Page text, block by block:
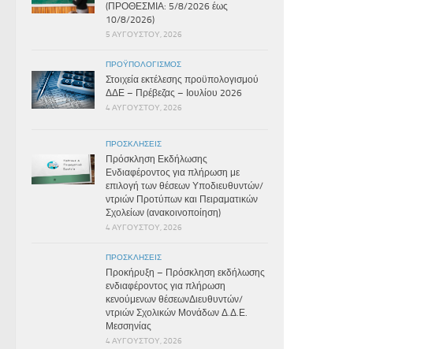
(ΠΡΟΘΕΣΜΙΑ: 5/8/2026 έως
10/8/2026)
5 ΑΥΓΟΎΣΤΟΥ, 2026
ΠΡΟΫΠΟΛΟΓΙΣΜΌΣ
Στοιχεία εκτέλεσης προϋπολογισμού
ΔΔΕ – Πρέβεζας – Ιουλίου 2026
4 ΑΥΓΟΎΣΤΟΥ, 2026
ΠΡΟΣΚΛΉΣΕΙΣ
Πρόσκληση Εκδήλωσης
Ενδιαφέροντος για πλήρωση με
επιλογή των θέσεων Υποδιευθυντών/
ντριών Προτύπων και Πειραματικών
Σχολείων (ανακοινοποίηση)
4 ΑΥΓΟΎΣΤΟΥ, 2026
ΠΡΟΣΚΛΉΣΕΙΣ
Προκήρυξη – Πρόσκληση εκδήλωσης
ενδιαφέροντος για πλήρωση
κενούμενων θέσεωνΔιευθυντών/
ντριών Σχολικών Μονάδων Δ.Δ.Ε.
Μεσσηνίας
4 ΑΥΓΟΎΣΤΟΥ, 2026